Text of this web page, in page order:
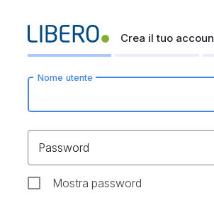
Crea il tuo
Nome utente
Password
Mostra password